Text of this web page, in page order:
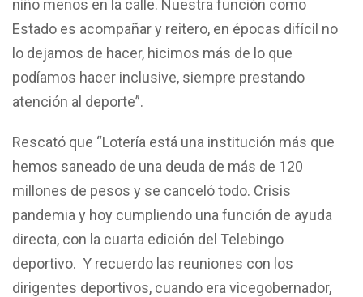
niño menos en la calle. Nuestra función como
Estado es acompañar y reitero, en épocas difícil no
lo dejamos de hacer, hicimos más de lo que
podíamos hacer inclusive, siempre prestando
atención al deporte”.
Rescató que “Lotería está una institución más que
hemos saneado de una deuda de más de 120
millones de pesos y se canceló todo. Crisis
pandemia y hoy cumpliendo una función de ayuda
directa, con la cuarta edición del Telebingo
deportivo. Y recuerdo las reuniones con los
dirigentes deportivos, cuando era vicegobernador,